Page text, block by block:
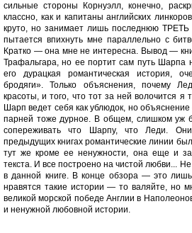
сильные стороны Корнуэлл, конечно,
классно, как и капитаны английских
круто, но занимает лишь последнюю ТРЕТЬ
пытается впихнуть мне параллельно с
Кратко — она мне не интересна. Вывод —
Трафальгара, но ее портит сам путь Шарпа
его дурацкая романтическая история,
бродяги». Только объяснения, почему
красоты, и того, что тот за ней волочится я
Шарп ведет себя как ублюдок, но
парней тоже дурное. В общем, слишком уж
сопереживать что Шарпу, что Леди.
предыдущих книгах романтические линии
тут же кроме ее ненужности, она еще и
текста. И все построено на чистой любви...
в данной книге. В конце обзора — это
нравятся такие истории — то валяйте, но
великой морской победе Англии в
и ненужной любовной истории.